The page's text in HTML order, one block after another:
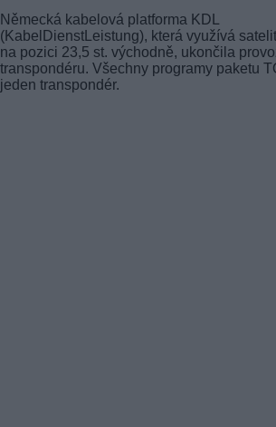
Německá kabelová platforma KDL
(KabelDienstLeistung), která využívá
na pozici 23,5 st. východně, ukončila
transpondéru. Všechny programy paketu
jeden transpondér.